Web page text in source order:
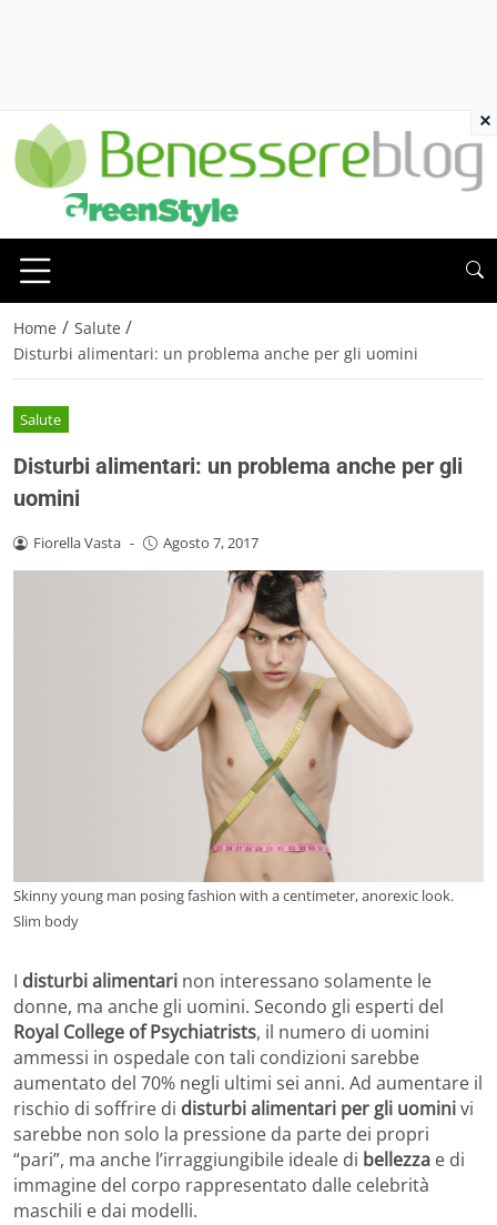
Home / Salute /
Disturbi alimentari: un problema anche per gli uomini
Salute
Disturbi alimentari: un problema anche per gli
uomini
Fiorella Vasta - Agosto 7, 2017
Skinny young man posing fashion with a centimeter, anorexic look.
Slim body
I disturbi alimentari non interessano solamente le
donne, ma anche gli uomini. Secondo gli esperti del
Royal College of Psychiatrists, il numero di uomini
ammessi in ospedale con tali condizioni sarebbe
aumentato del 70% negli ultimi sei anni. Ad aumentare il
rischio di soffrire di disturbi alimentari per gli uominivi
sarebbe non solo la pressione da parte dei propri
“pari”, ma anche l’irraggiungibile ideale di bellezza e di
immagine del corpo rappresentato dalle celebrità
maschili e dai modelli.
×